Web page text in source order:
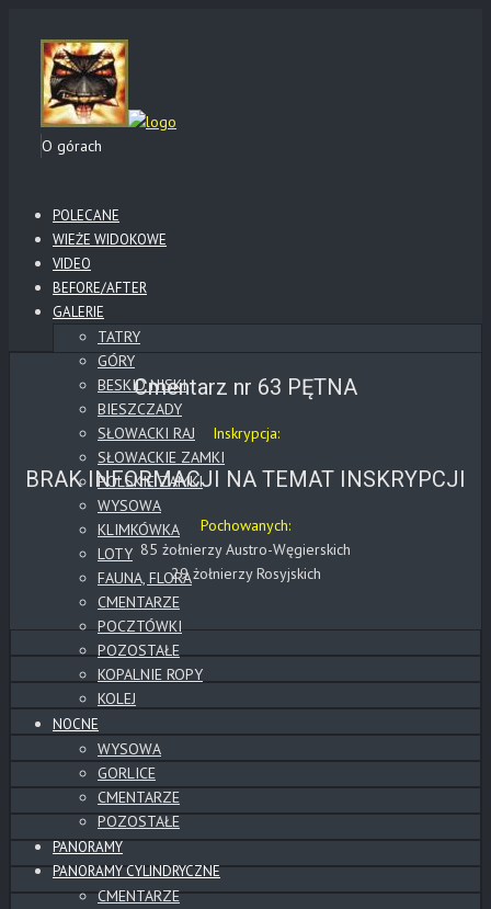
O górach
POLECANE
WIEŻE WIDOKOWE
VIDEO
BEFORE/AFTER
GALERIE
TATRY
GÓRY
BESKID NISKI
BIESZCZADY
SŁOWACKI RAJ
SŁOWACKIE ZAMKI
POLSKIE ZAMKI
WYSOWA
KLIMKÓWKA
LOTY
FAUNA, FLORA
CMENTARZE
POCZTÓWKI
POZOSTAŁE
KOPALNIE ROPY
KOLEJ
NOCNE
WYSOWA
GORLICE
CMENTARZE
POZOSTAŁE
PANORAMY
PANORAMY CYLINDRYCZNE
CMENTARZE
Cmentarz nr 63 PĘTNA
Inskrypcja:
BRAK INFORMACJI NA TEMAT INSKRYPCJI
Pochowanych:
85 żołnierzy Austro-Węgierskich
29 żołnierzy Rosyjskich